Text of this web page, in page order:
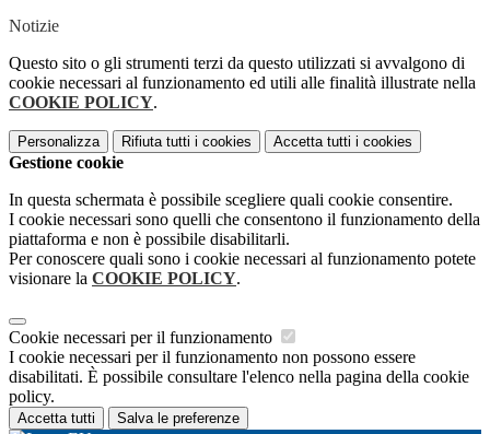
Notizie
Questo sito o gli strumenti terzi da questo utilizzati si avvalgono di
cookie necessari al funzionamento ed utili alle finalità illustrate nella
COOKIE POLICY.
Personalizza Rifiuta tutti i cookies Accetta tutti i cookies
Gestione cookie
In questa schermata è possibile scegliere quali cookie consentire.
I cookie necessari sono quelli che consentono il funzionamento della
piattaforma e non è possibile disabilitarli.
Per conoscere quali sono i cookie necessari al funzionamento potete
visionare la COOKIE POLICY.
Cookie necessari per il funzionamento
I cookie necessari per il funzionamento non possono essere
disabilitati. È possibile consultare l'elenco nella pagina della cookie
policy.
Accetta tutti Salva le preferenze